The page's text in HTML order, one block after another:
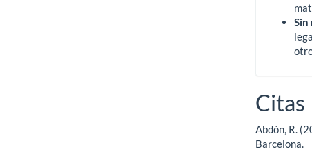
Sin
Citas
Abdón, R.
Barcelona.